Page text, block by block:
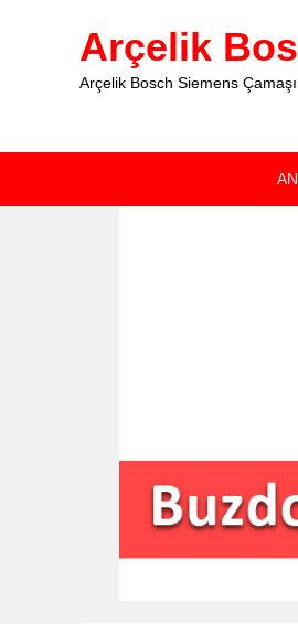
Arçelik
Arçelik Bosch Siemens